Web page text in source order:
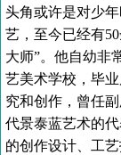
头角或许是对少
艺，至今已经有
大师”。他自幼非
艺美术学校，毕
究和创作，曾任
代景泰蓝艺术的
的创作设计、工